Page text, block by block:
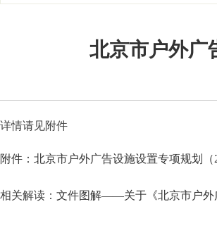
北京市户外广
详情请见附件
附件：北京市户外广告设施设置专项规划
相关解读： 文件图解——关于《北京市户外